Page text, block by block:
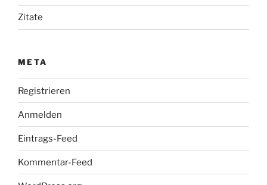
Zitate
META
Registrieren
Anmelden
Eintrags-Feed
Kommentar-Feed